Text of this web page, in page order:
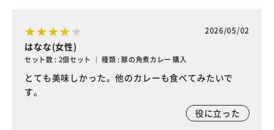
2026/05/02
はなな(女性)
セット数 : 2個セット ｜ 種類 : 豚の角煮カレー 購入
とても美味しかった。他のカレーも食べてみたいで
す。
役に立った